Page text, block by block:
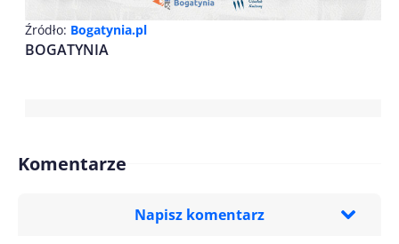
Źródło: Bogatynia.pl
BOGATYNIA
Komentarze
Napisz komentarz